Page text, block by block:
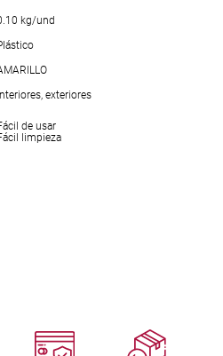
kg/und
Interiores, exteriores
de usar
limpieza